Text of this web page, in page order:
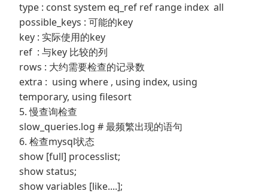
type : const system eq_ref ref range index all
possible_keys : 可能的key
key : 实际使用的key
ref : 与key 比较的列
rows : 大约需要检查的记录数
extra : using where , using index, using
temporary, using filesort
5. 慢查询检查
slow_queries.log # 最频繁出现的语句
6. 检查mysql状态
show [full] processlist;
show status;
show variables [like....];